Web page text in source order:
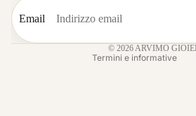
Email
© 2026ARVIMO
Termini e informative
Informativa sulle spedizioni